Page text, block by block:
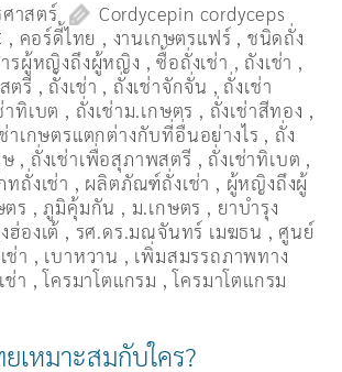
ศาสตร์
Cordycepin cordyceps
, คอร์ดี้ไทย , งานเกษตรแฟร์ , ชนิดถั่ง
รผู้หญิงถึงผู้หญิง ,ซื้อถั่งเช่า , ถังเช่า ,
ตรี , ถั่งเช่า , ถั่งเช่าจักจั่น , ถั่งเช่า
าทิเบต , ถั่งเช่าม.เกษตร , ถั่งเช่าสีทอง ,
าเกษตรแตกต่างกับที่อื่นอย่างไร , ถั่ง
, ถั่งเช่าเพื่อสุภาพสตรี , ถั่่งเช่าทิเบต ,
ทถั่งเช่า , ผลิตภัณฑ์ถั่งเช่า , ผู้หญิงถึงผู้
ร ,ภูมิคุ้มกัน , ม.เกษตร , ยาบำรุง
ฮ่องเต้ , รศ.ดร.มณจันทร์ เมฆธน , ศูนย์
ช่า , เบาหวาน , เพิ่มสมรรถภาพทาง
ช่า ,โครมาโตแกรม ,โครมาโตแกรม
เหมาะสมกับใคร?